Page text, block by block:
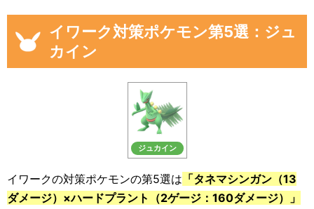
イワーク対策ポケモン第5選：ジュ
カイン
ジュカイン
イワークの対策ポケモンの第5選は 「タネマシンガン（13
ダメージ）×ハードプラント（2ゲージ：160ダメージ）」